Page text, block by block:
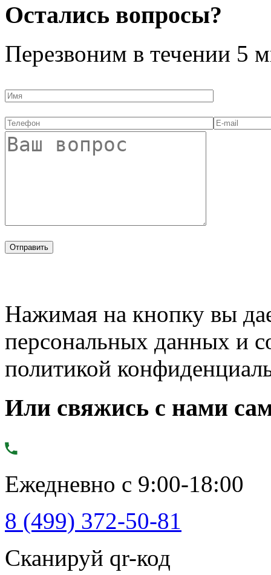
Остались вопросы?
Перезвоним в течении 5
Нажимая на кнопку вы
персональных данных и
политикой
Или свяжись с нами
Ежедневно с 9:00-18:00
8 (499) 372-50-81
Сканируй qr-код